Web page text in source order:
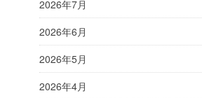
2026年7月
2026年6月
2026年5月
2026年4月